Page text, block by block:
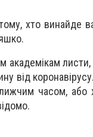
хто винайде
академікам листи,
від
часом, або